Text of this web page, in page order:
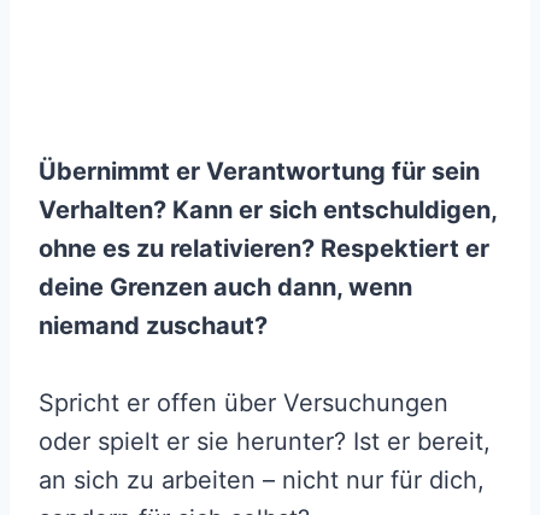
Übernimmt er Verantwortung für sein
Verhalten? Kann er sich entschuldigen,
ohne es zu relativieren? Respektiert er
deine Grenzen auch dann, wenn
niemand zuschaut?
Spricht er offen über Versuchungen
oder spielt er sie herunter? Ist er bereit,
an sich zu arbeiten – nicht nur für dich,